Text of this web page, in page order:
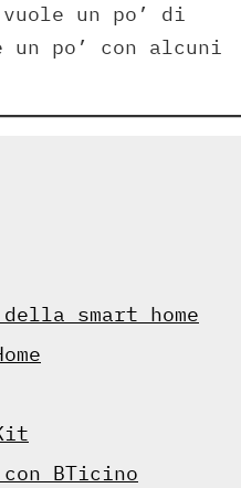
un po’ di
un po’ con alcuni
smart home
BTicino